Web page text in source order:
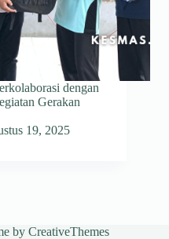
dengan
Gerakan
19, 2025
by CreativeThemes